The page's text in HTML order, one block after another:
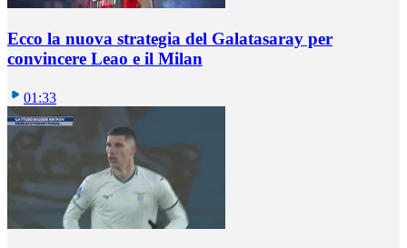
Ecco la nuova strategia del Galatasaray per
convincere Leao e il Milan
01:33